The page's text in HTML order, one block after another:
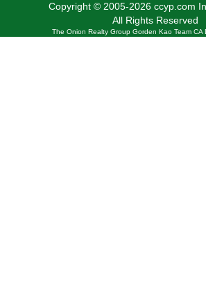
Copyright © 2005-2026 ccyp.com
All Rights Reserved
The Onion Realty Group Gorden Kao Team CA